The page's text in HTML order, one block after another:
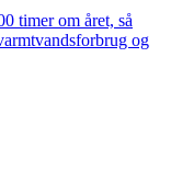
timer om året, så
og